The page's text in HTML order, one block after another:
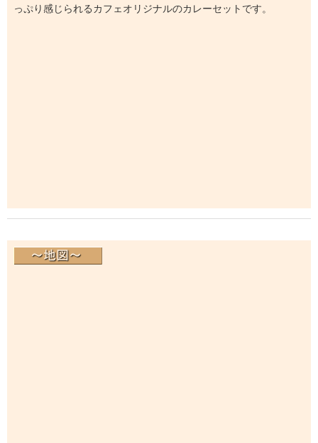
っぷり感じられるカフェオリジナルのカレーセットです。